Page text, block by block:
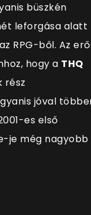
büszkén
leforgása alatt
RPG-ből. Az
hogy a THQ
rész
jóval
es első
je még nagyobb